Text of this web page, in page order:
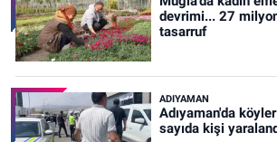
devrimi... 27
tasarruf
ADIYAMAN
Adıyaman'da
sayıda kişi